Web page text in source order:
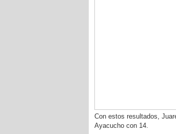
Con estos resultados,
Ayacucho con 14.